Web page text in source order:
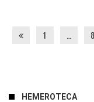
1 8
HEMEROTECA